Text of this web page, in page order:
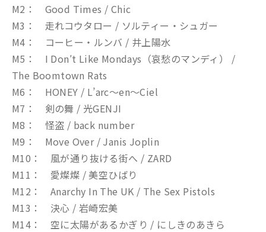
M2： Good Times / Chic
M3： 走れコウタロー / ソルティー・シュガー
M4： コーヒー・ルンバ / 井上陽水
M5： I Don′t Like Mondays（哀愁のマンディ） /
The Boomtown Rats
M6： HONEY / L’arc～en～Ciel
M7： 剣の舞 / 光GENJI
M8： 怪盗 / back number
M9： Move Over / Janis Joplin
M10： 風が通り抜ける街へ / ZARD
M11： 愛燦燦 / 美空ひばり
M12： Anarchy In The UK / The Sex Pistols
M13： 決心 / 岩崎宏美
M14： 空に太陽があるかぎり / にしきのあきら